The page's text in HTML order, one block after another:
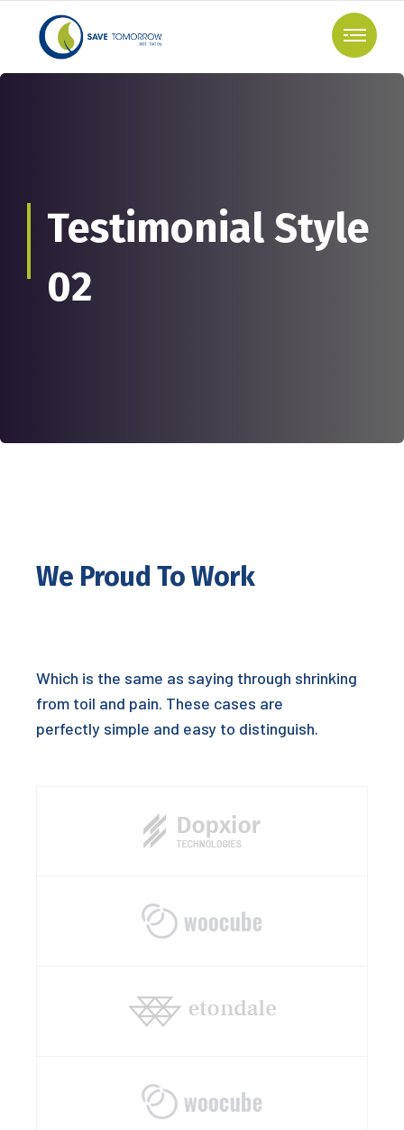
Testimonial Style
02
We Proud To Work
Which is the same as saying through shrinking
from toil and pain. These cases are
perfectly simple and easy to distinguish.